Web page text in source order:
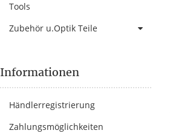
Tools
Zubehör u.Optik Teile
Informationen
Händlerregistrierung
Zahlungsmöglichkeiten